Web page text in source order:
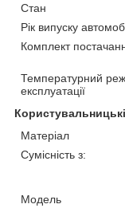
Стан
Рік випуску
Комплект
Температурний
експлуатації
Матеріал
Сумісність з:
Модель